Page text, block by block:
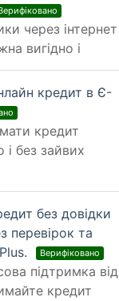
через інтернет
вигідно і
кредит в Є-
кредит
без зайвих
без довідки
перевірок та
Верифіковано
підтримка від
кредит